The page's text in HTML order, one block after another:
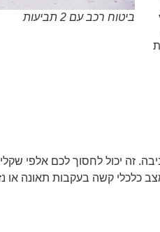
ביטוח רכב עם 2 תביעות
זה יכול לחסוך לכם אלפי
כלכלי קשה בעקבות תאונה או